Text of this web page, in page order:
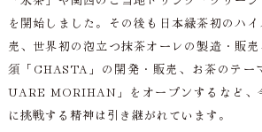
を開始しました。その後も日本緑茶初のハ
売、世界初の泡立つ抹茶オーレの製造・販
須「CHASTA」の開発・販売、お茶のテ
UARE MORIHAN」をオープンするなど、
に挑戦する精神は引き継がれています。